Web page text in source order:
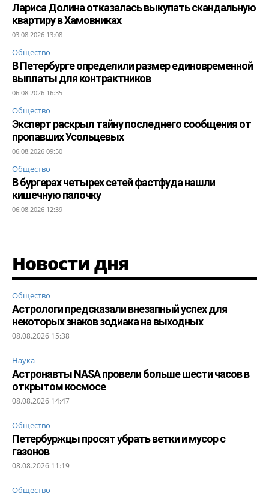
Лариса Долина отказалась выкупать скандальную
квартиру в Хамовниках
03.08.2026 13:08
Общество
В Петербурге определили размер единовременной
выплаты для контрактников
06.08.2026 16:35
Общество
Эксперт раскрыл тайну последнего сообщения от
пропавших Усольцевых
06.08.2026 09:50
Общество
В бургерах четырех сетей фастфуда нашли
кишечную палочку
06.08.2026 12:39
Новости дня
Общество
Астрологи предсказали внезапный успех для
некоторых знаков зодиака на выходных
08.08.2026 15:38
Наука
Астронавты NASA провели больше шести часов в
открытом космосе
08.08.2026 14:47
Общество
Петербуржцы просят убрать ветки и мусор с
газонов
08.08.2026 11:19
Общество